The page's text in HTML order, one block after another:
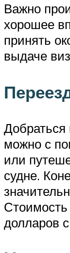
Важно
хорошее
принять
выдаче
можно с
или
судне.
долларов